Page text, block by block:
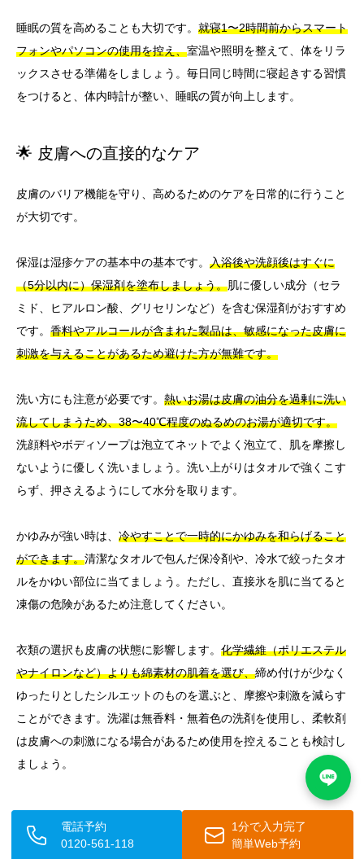
睡眠の質を高めることも大切です。 就寝1〜2時間前からスマート
フォンやパソコンの使用を控え、室温や照明を整えて、体をリラ
ックスさせる準備をしましょう。毎日同じ時間に寝起きする習慣
をつけると、体内時計が整い、睡眠の質が向上します。
🌟 皮膚への直接的なケア
皮膚のバリア機能を守り、高めるためのケアを日常的に行うこと
が大切です。
保湿は湿疹ケアの基本中の基本です。 入浴後や洗顔後はすぐに
（5分以内に）保湿剤を塗布しましょう。肌に優しい成分（セラ
ミド、ヒアルロン酸、グリセリンなど）を含む保湿剤がおすすめ
です。 香料やアルコールが含まれた製品は、敏感になった皮膚に
刺激を与えることがあるため避けた方が無難です。
洗い方にも注意が必要です。 熱いお湯は皮膚の油分を過剰に洗い
流してしまうため、38〜40℃程度のぬるめのお湯が適切です。
洗顔料やボディソープは泡立てネットでよく泡立て、肌を摩擦し
ないように優しく洗いましょう。洗い上がりはタオルで強くこす
らず、押さえるようにして水分を取ります。
かゆみが強い時は、 冷やすことで一時的にかゆみを和らげること
ができます。清潔なタオルで包んだ保冷剤や、冷水で絞ったタオ
ルをかゆい部位に当てましょう。ただし、直接氷を肌に当てると
凍傷の危険があるため注意してください。
衣類の選択も皮膚の状態に影響します。 化学繊維（ポリエステル
やナイロンなど）よりも綿素材の肌着を選び、締め付けが少なく
ゆったりとしたシルエットのものを選ぶと、摩擦や刺激を減らす
ことができます。洗濯は無香料・無着色の洗剤を使用し、柔軟剤
は皮膚への刺激になる場合があるため使用を控えることも検討し
ましょう。
💬 食事と腸内環境のケア
電話予約
0120-561-118
1分で入力完了
簡単Web予約